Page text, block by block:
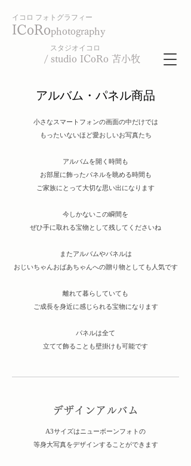
イコロ フォトグラフィー
ICoRophotography
スタジオイコロ
/ studio ICoRo 苫小牧
アルバム・パネル商品
小さなスマートフォンの画面の中だけでは
もったいないほど愛おしいお写真たち
アルバムを開く時間も
お部屋に飾ったパネルを眺める時間も
ご家族にとって大切な思い出になります
今しかないこの瞬間を
ぜひ手に取れる宝物として残してくださいね
またアルバムやパネルは
おじいちゃんおばあちゃんへの贈り物としても人気です
離れて暮らしていても
ご成長を身近に感じられる宝物になります
パネルは全て
立てて飾ることも壁掛けも可能です
デザインアルバム
A3サイズはニューボーンフォトの
​等身大写真をデザインすることができます